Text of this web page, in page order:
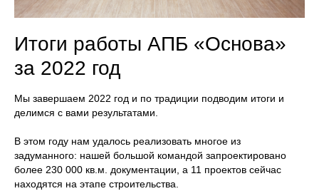
Итоги работы АПБ «Основа»
за 2022 год
Мы завершаем 2022 год и по традиции подводим итоги и
делимся с вами результатами.
В этом году нам удалось реализовать многое из
задуманного: нашей большой командой запроектировано
более 230 000 кв.м. документации, а 11 проектов сейчас
находятся на этапе строительства.